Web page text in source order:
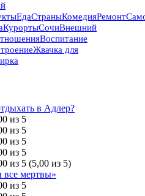
ЕдаСтраныКомедияРемонт
КурортыСочиВнешний
Воспитание
Жвачка для
в Адлер?
(5,00 из 5)
мертвы»